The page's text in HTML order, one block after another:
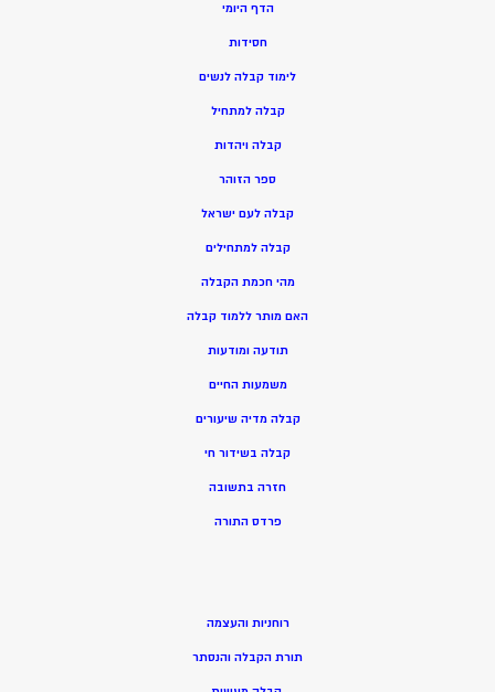
הדף היומי
חסידות
לימוד קבלה לנשים
קבלה למתחיל
קבלה ויהדות
ספר הזוהר
קבלה לעם ישראל
קבלה למתחילים
מהי חכמת הקבלה
האם מותר ללמוד קבלה
תודעה ומודעות
משמעות החיים
קבלה מדיה שיעורים
קבלה בשידור חי
חזרה בתשובה
פרדס התורה
רוחניות והעצמה
תורת הקבלה והנסתר